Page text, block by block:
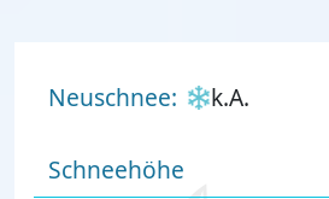
Neuschnee: k.A.
Schneehöhe